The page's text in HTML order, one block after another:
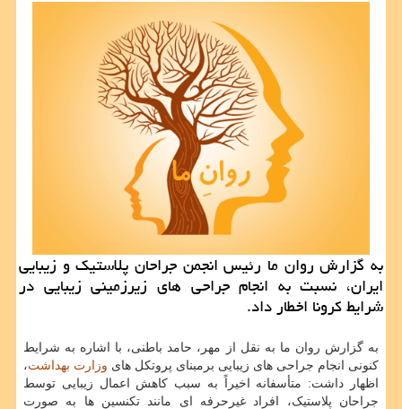
به گزارش روان ما رئیس انجمن جراحان پلاستیك و زیبایی
ایران، نسبت به انجام جراحی های زیرزمینی زیبایی در
شرایط كرونا اخطار داد.
به گزارش روان ما به نقل از مهر، حامد باطنی، با اشاره به شرایط
کنونی انجام جراحی های زیبایی برمبنای پروتکل های وزارت بهداشت،
اظهار داشت: متأسفانه اخیراً به سبب کاهش اعمال زیبایی توسط
جراحان پلاستیک، افراد غیرحرفه ای مانند تکنسین ها به صورت